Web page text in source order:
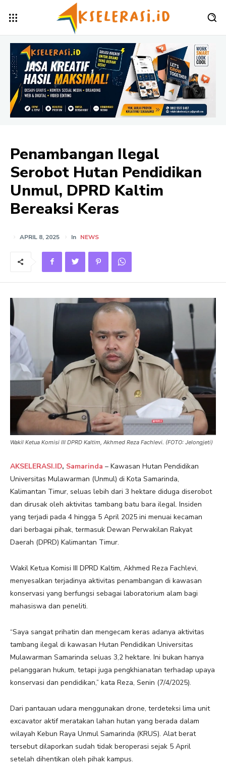
Penambangan Ilegal
Serobot Hutan Pendidikan
Unmul, DPRD Kaltim
Bereaksi Keras
APRIL 8, 2025 In NEWS
Wakil Ketua Komisi III DPRD Kaltim, Akhmed Reza Fachlevi. (FOTO: Jelongjeti)
AKSELERASI.ID, Samarinda – Kawasan Hutan Pendidikan
Universitas Mulawarman (Unmul) di Kota Samarinda,
Kalimantan Timur, seluas lebih dari 3 hektare diduga diserobot
dan dirusak oleh aktivitas tambang batu bara ilegal. Insiden
yang terjadi pada 4 hingga 5 April 2025 ini menuai kecaman
dari berbagai pihak, termasuk Dewan Perwakilan Rakyat
Daerah (DPRD) Kalimantan Timur.
Wakil Ketua Komisi III DPRD Kaltim, Akhmed Reza Fachlevi,
menyesalkan terjadinya aktivitas penambangan di kawasan
konservasi yang berfungsi sebagai laboratorium alam bagi
mahasiswa dan peneliti.
“Saya sangat prihatin dan mengecam keras adanya aktivitas
tambang ilegal di kawasan Hutan Pendidikan Universitas
Mulawarman Samarinda seluas 3,2 hektare. Ini bukan hanya
pelanggaran hukum, tetapi juga pengkhianatan terhadap upaya
konservasi dan pendidikan,” kata Reza, Senin (7/4/2025).
Dari pantauan udara menggunakan drone, terdeteksi lima unit
excavator aktif meratakan lahan hutan yang berada dalam
wilayah Kebun Raya Unmul Samarinda (KRUS). Alat berat
tersebut dilaporkan sudah tidak beroperasi sejak 5 April
setelah dihentikan oleh pihak kampus.